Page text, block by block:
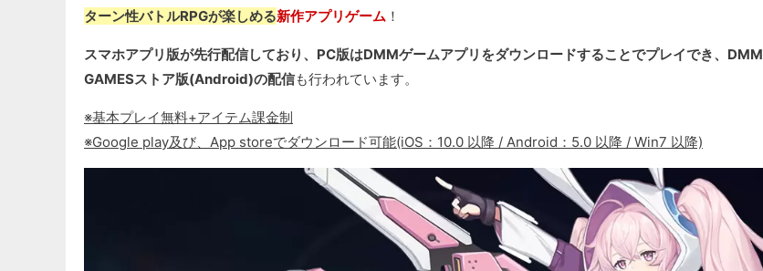
ターン性バトルRPGが楽しめる新作アプリゲーム ！
スマホアプリ版が先行配信しており、PC版はDMMゲームアプリをダウンロードすることでプレイでき、DMM
GAMESストア版(Android)の配信も行われています。
※基本プレイ無料+アイテム課金制
※Google play及び、App storeでダウンロード可能(iOS：10.0 以降 / Android：5.0 以降 / Win7 以降)